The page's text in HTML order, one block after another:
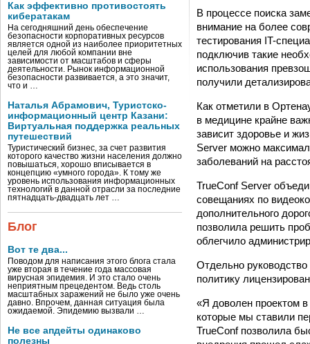
Как эффективно противостоять
кибератакам
На сегодняшний день обеспечение
безопасности корпоративных ресурсов
является одной из наиболее приоритетных
целей для любой компании вне
зависимости от масштабов и сферы
деятельности. Рынок информационной
безопасности развивается, а это значит,
что и …
Наталья Абрамович, Туристско-
информационный центр Казани:
Виртуальная поддержка реальных
путешествий
Туристический бизнес, за счет развития
которого качество жизни населения должно
повышаться, хорошо вписывается в
концепцию «умного города». К тому же
уровень использования информационных
технологий в данной отрасли за последние
пятнадцать-двадцать лет …
Блог
Вот те два...
Поводом для написания этого блога стала
уже вторая в течение года массовая
вирусная эпидемия. И это стало очень
неприятным прецедентом. Ведь столь
масштабных заражений не было уже очень
давно. Впрочем, данная ситуация была
ожидаемой. Эпидемию вызвали …
Не все апдейты одинаково
полезны
В процессе поиска
внимание на более
тестирования IT-
подключив такие
использования
получили
Как отметили в
в медицине крайне
зависит здоровье и
Server можно
заболеваний на
TrueConf Server
совещаниях по
дополнительного
позволила решить
облегчило
Отдельно
политику
«Я доволен проектом
которые мы ставили
TrueConf позволила